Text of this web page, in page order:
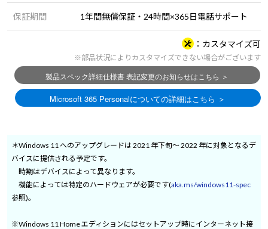
保証期間 1年間無償保証・24時間×365日電話サポート
カスタマイズ可
※部品状況によりカスタマイズできない場合がございます
＊Windows 11 へのアップグレードは 2021 年下旬～ 2022 年に対象となるデ
バイスに提供される予定です。
時期はデバイスによって異なります。
機能によっては特定のハードウェアが必要です(aka.ms/windows11-spec
参照)。
※Windows 11 Home エディションにはセットアップ時にインターネット接